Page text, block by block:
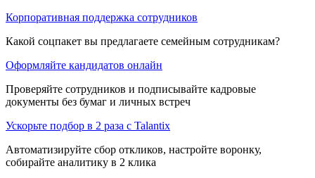
Корпоративная поддержка сотрудников
Какой соцпакет вы предлагаете семейным сотрудникам?
Оформляйте кандидатов онлайн
Проверяйте сотрудников и подписывайте кадровые
документы без бумаг и личных встреч
Ускорьте подбор в 2 раза с Talantix
Автоматизируйте сбор откликов, настройте воронку,
собирайте аналитику в 2 клика